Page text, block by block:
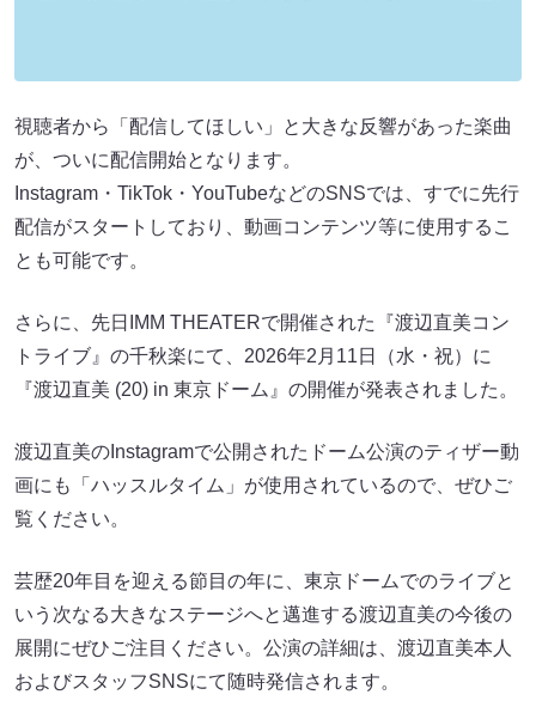
視聴者から「配信してほしい」と大きな反響があった楽曲
が、ついに配信開始となります。
Instagram・TikTok・YouTubeなどのSNSでは、すでに先行
配信がスタートしており、動画コンテンツ等に使用するこ
とも可能です。
さらに、先日IMM THEATERで開催された『渡辺直美コン
トライブ』の千秋楽にて、2026年2月11日（水・祝）に
『渡辺直美 (20) in 東京ドーム』の開催が発表されました。
渡辺直美のInstagramで公開されたドーム公演のティザー動
画にも「ハッスルタイム」が使用されているので、ぜひご
覧ください。
芸歴20年目を迎える節目の年に、東京ドームでのライブと
いう次なる大きなステージへと邁進する渡辺直美の今後の
展開にぜひご注目ください。公演の詳細は、渡辺直美本人
およびスタッフSNSにて随時発信されます。